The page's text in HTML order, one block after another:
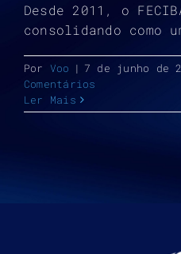
Desde 2011, o
consolidando como
Por Voo | 7 de junho de
Comentários
Ler Mais